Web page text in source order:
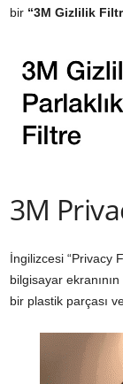
bir “3M Gizlilik
3M
İngilizcesi “Privacy
bilgisayar ekranının
bir plastik parçası